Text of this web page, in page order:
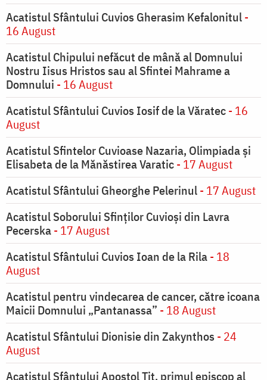
Acatistul Sfântului Cuvios Gherasim Kefalonitul-
16 August
Acatistul Chipului nefăcut de mână al Domnului
Nostru Iisus Hristos sau al Sfintei Mahrame a
Domnului - 16 August
Acatistul Sfântului Cuvios Iosif de la Văratec- 16
August
Acatistul Sfintelor Cuvioase Nazaria, Olimpiada și
Elisabeta de la Mănăstirea Varatic- 17 August
Acatistul Sfântului Gheorghe Pelerinul- 17 August
Acatistul Soborului Sfinților Cuvioși din Lavra
Pecerska- 17 August
Acatistul Sfântului Cuvios Ioan de la Rila- 18
August
Acatistul pentru vindecarea de cancer, către icoana
Maicii Domnului „Pantanassa” - 18 August
Acatistul Sfântului Dionisie din Zakynthos - 24
August
Acatistul Sfântului Apostol Tit, primul episcop al